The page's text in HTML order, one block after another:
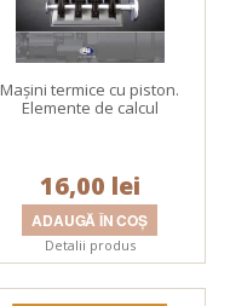
Maşini termice cu piston.
Elemente de calcul
16,00 lei
Detalii produs